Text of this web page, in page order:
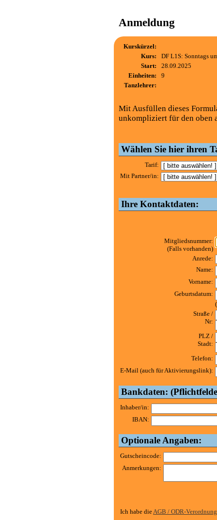
Anmeldung
Kurskürzel:
Kurs:
DF L1S: Sonntags
Start:
28.09.2025
Einheiten:
9
Tanzlehrer:
Mit Ausfüllen dieses
unkompliziert für den oben
Wählen Sie hier ihren
Tarif:
Mit Partner/in:
Ihre Kontaktdaten:
Mitgliedsnummer:
(Falls vorhanden)
Anrede:
Name:
Vorname:
Geburtsdatum:
Straße /
Nr:
PLZ /
Stadt:
Telefon:
E-Mail (auch für Aktivierungslink):
Bankdaten:
Inhaber/in:
IBAN:
Optionale Angaben:
Gutscheincode:
Anmerkungen:
Ich habe dieAGB / ODR-Verordnung